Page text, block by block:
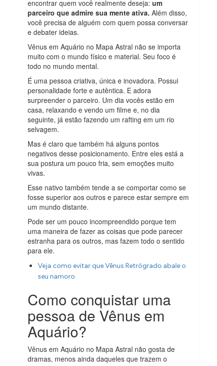
encontrar quem você realmente deseja:um
parceiro que admire sua mente ativa. Além disso,
você precisa de alguém com quem possa conversar
e debater ideias.
Vênus em Aquário no Mapa Astral não se importa
muito com o mundo físico e material. Seu foco é
todo no mundo mental.
É uma pessoa criativa, única e inovadora. Possui
personalidade forte e autêntica. E adora
surpreender o parceiro. Um dia vocês estão em
casa, relaxando e vendo um filme e, no dia
seguinte, já estão fazendo um rafting em um rio
selvagem.
Mas é claro que também há alguns pontos
negativos desse posicionamento. Entre eles está a
sua postura um pouco fria, sem emoções muito
vivas.
Esse nativo também tende a se comportar como se
fosse superior aos outros e parece estar sempre em
um mundo distante.
Pode ser um pouco incompreendido porque tem
uma maneira de fazer as coisas que pode parecer
estranha para os outros, mas fazem todo o sentido
para ele.
Veja como evitar que Vênus Retrógrado abale o
seu namoro
Como conquistar uma
pessoa de Vênus em
Aquário?
Vênus em Aquário no Mapa Astral não gosta de
dramas, menos ainda daqueles que trazem o